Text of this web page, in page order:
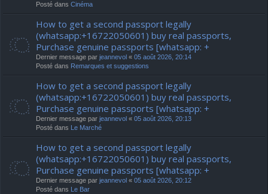
Posté dans Cinéma
How to get a second passport legally
(whatsapp:+16722050601) buy real passports,
Purchase genuine passports [whatsapp: +
Dernier message par jeannevol « 05 août 2026, 20:14
Posté dans Remarques et suggestions
How to get a second passport legally
(whatsapp:+16722050601) buy real passports,
Purchase genuine passports [whatsapp: +
Dernier message par jeannevol « 05 août 2026, 20:13
Posté dans
Le Marché
How to get a second passport legally
(whatsapp:+16722050601) buy real passports,
Purchase genuine passports [whatsapp: +
Dernier message par jeannevol « 05 août 2026, 20:12
Posté dans
Le Bar